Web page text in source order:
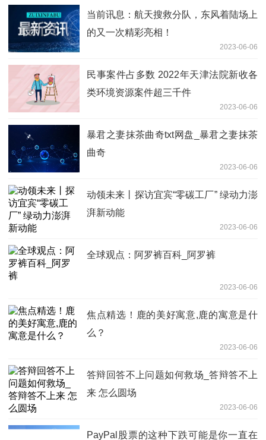
当前讯息：航天搜救分队，东风着陆场上
的又一次精彩亮相！
2023-06-06
民事案件占多数 2022年天津法院新收各
类环境资源案件超三千件
2023-06-06
暴君之妻抹茶曲奇txt网盘_暴君之妻抹茶
曲奇
2023-06-06
动领未来丨探访宜宾“零碳工厂” 绿动力澎
湃新动能
2023-06-06
全球观点：阿罗裤百科_阿罗裤
2023-06-06
焦点精选！鹿的美好寓意,鹿的寓意是什
么？
2023-06-06
答辩回答不上问题如何救场_答辩答不上
来 怎么圆场
2023-06-06
PayPal股票的这种下跌可能是你一直在